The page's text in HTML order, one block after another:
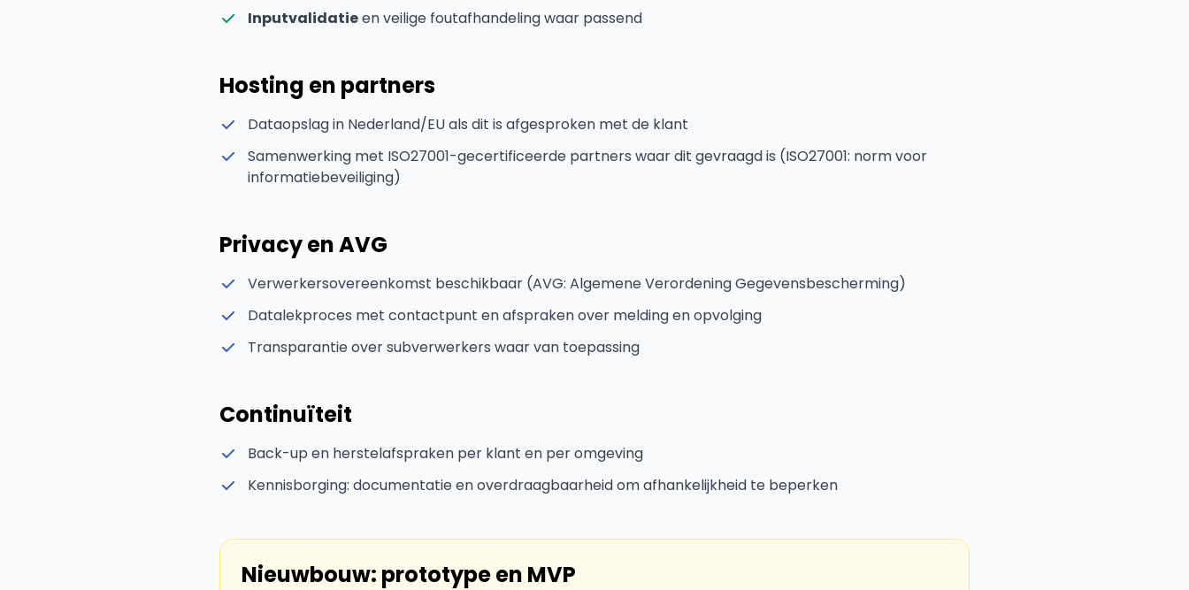
Inputvalidatieen veilige foutafhandeling waar passend
Hosting en partners
Dataopslag in Nederland/EU als dit is afgesproken met de klant
Samenwerking met ISO27001-gecertificeerde partners waar dit gevraagd is (ISO27001: norm voor
informatiebeveiliging)
Privacy en AVG
Verwerkersovereenkomst beschikbaar (AVG: Algemene Verordening Gegevensbescherming)
Datalekproces met contactpunt en afspraken over melding en opvolging
Transparantie over subverwerkers waar van toepassing
Continuïteit
Back-up en herstelafspraken per klant en per omgeving
Kennisborging: documentatie en overdraagbaarheid om afhankelijkheid te beperken
Nieuwbouw: prototype en MVP